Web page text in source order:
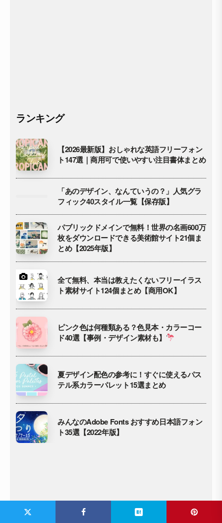
ランキング
【2026最新版】おしゃれな英語フリーフォン
ト147選｜商用可で使いやすい注目書体まとめ
「あのデザイン、なんていうの？」人気グラ
フィック40スタイル一覧【保存版】
パブリックドメインで無料！世界の名画600万
枚をダウンロードできる美術館サイト21個ま
とめ【2025年版】
全て無料、本当は教えたくないフリーイラス
ト素材サイト124個まとめ【商用OK】
ピンク色は何種類ある？色見本・カラーコー
ド40選【事例・デザイン素材も】
夏デザイン配色の参考に！すぐに使えるパス
テル系カラーパレット15選まとめ
みんなのAdobe Fonts おすすめ日本語フォン
ト35選【2022年版】